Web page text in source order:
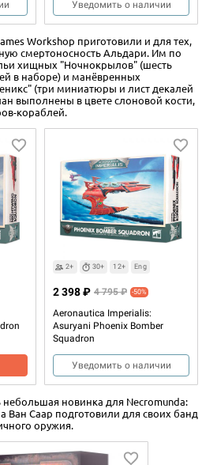
Уведомить о наличии
2+ 30+ 12+ Eng
Aeronautica Imperialis: Adeptus
Astartes Dice Set
1 495 ₽
Workshop приготовили и для тех,
смертоносность Альдари. Им по
хищных "Ночнокрылов" (шесть
в наборе) и манёвренных
(три миниатюры и лист декалей
выполнены в цвете слоновой кости,
кораблей.
2+ 30+ 12+ Eng
Aeronautica Imperialis:
Asuryani Phoenix Bomber
Squadron
2 398 ₽ 4 795 ₽ -50%
Уведомить о наличии
небольшая новинка для Necromunda:
Ван Саар подготовили для своих банд
оружия.